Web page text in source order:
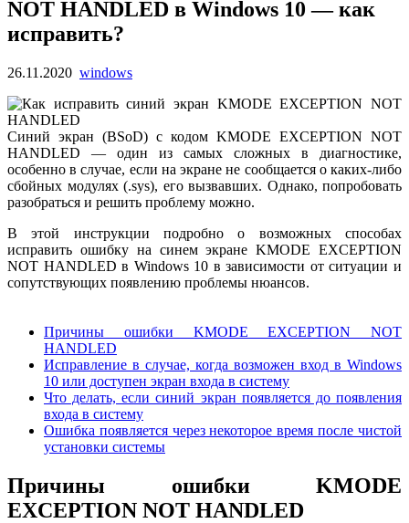
NOT HANDLED в Windows 10 — как
исправить?
26.11.2020 windows
Синий экран (BSoD) с кодом KMODE EXCEPTION NOT
HANDLED — один из самых сложных в диагностике,
особенно в случае, если на экране не сообщается о каких-либо
сбойных модулях (.sys), его вызвавших. Однако, попробовать
разобраться и решить проблему можно.
В этой инструкции подробно о возможных способах
исправить ошибку на синем экране KMODE EXCEPTION
NOT HANDLED в Windows 10 в зависимости от ситуации и
сопутствующих появлению проблемы нюансов.
Причины ошибки KMODE EXCEPTION NOT
HANDLED
Исправление в случае, когда возможен вход в Windows
10 или доступен экран входа в систему
Что делать, если синий экран появляется до появления
входа в систему
Ошибка появляется через некоторое время после чистой
установки системы
Причины ошибки KMODE
EXCEPTION NOT HANDLED